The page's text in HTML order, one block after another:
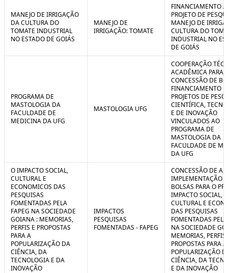
MANEJO DE IRRIGAÇÃO
DA CULTURA DO
TOMATE INDUSTRIAL
NO ESTADO DE GOIÁS
MANEJO DE
IRRIGAÇÃO: TOMATE
FINANCIAMENTO
PROJETO DE
MANEJO DE
CULTURA DO
INDUSTRIAL NO
DE GOIÁS
PROGRAMA DE
MASTOLOGIA DA
FACULDADE DE
MEDICINA DA UFG
MASTOLOGIA UFG
COOPERAÇÃO
ACADÊMICA PARA
CONCESSÃO DE
FINANCIAMENTO
PROJETOS DE
CIENTÍFICA,
E DE INOVAÇÃO
VINCULADOS AO
PROGRAMA DE
MASTOLOGIA DA
FACULDADE DE
DA UFG
O IMPACTO SOCIAL,
CULTURAL E
ECONOMICOS DAS
PESQUISAS
FOMENTADAS PELA
FAPEG NA SOCIEDADE
GOIANA : MEMORIAS,
PERFIS E PROPOSTAS
PARA A
POPULARIZAÇÃO DA
CIÊNCIA, DA
TECNOLOGIA E DA
INOVAÇÃO
IMPACTOS
PESQUISAS
FOMENTADAS - FAPEG
CONCESSÃO DE
IMPLEMENTAÇÃO
BOLSAS PARA O
IMPACTO SOCIAL,
CULTURAL E
DAS PESQUISAS
FOMENTADAS
NA SOCIEDADE
MEMORIAS, PERFIS
PROPOSTAS PARA A
POPULARIZAÇÃO
CIÊNCIA, DA
E DA INOVAÇÃO